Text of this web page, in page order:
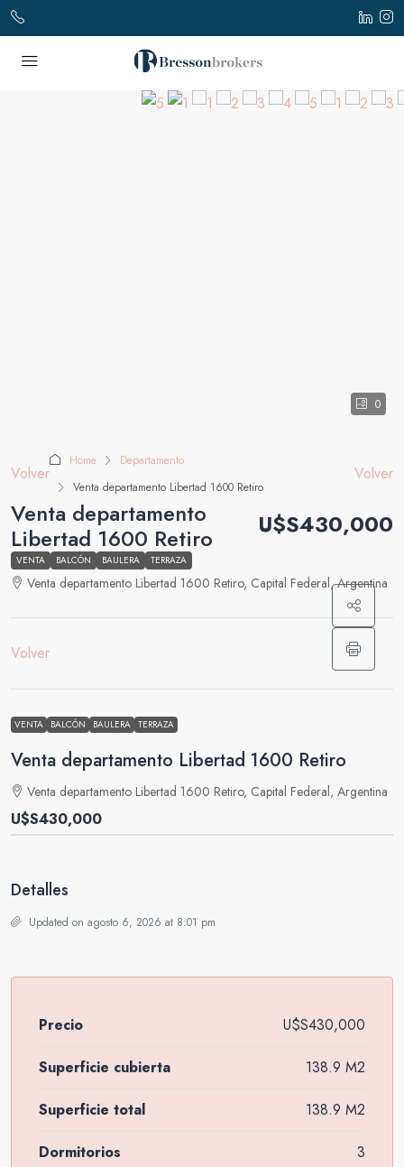
0
Volver
Home
Departamento
Venta departamento Libertad 1600 Retiro
Volver
Venta departamento
Libertad 1600 Retiro
U$S430,000
VENTA BALCÓN BAULERA TERRAZA
Venta departamento Libertad 1600 Retiro, Capital Federal, Argentina
Volver
VENTA BALCÓN BAULERA TERRAZA
Venta departamento Libertad 1600 Retiro
Venta departamento Libertad 1600 Retiro, Capital Federal, Argentina
U$S430,000
Detalles
Updated on agosto 6, 2026 at 8:01 pm
Precio U$S430,000
Superficie cubierta 138.9 M2
Superficie total 138.9 M2
Dormitorios 3